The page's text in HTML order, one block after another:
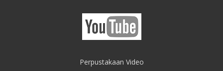
Perpustakaan Video